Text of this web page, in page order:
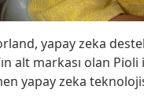
yapay zeka
alt markası olan
yapay zeka